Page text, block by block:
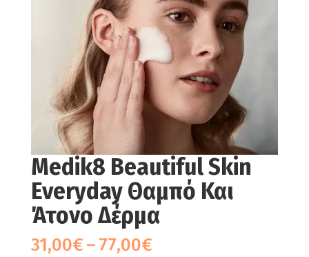
Medik8 Beautiful Skin
Everyday Θαμπό Και
Άτονο Δέρμα
31,00€–77,00€Price